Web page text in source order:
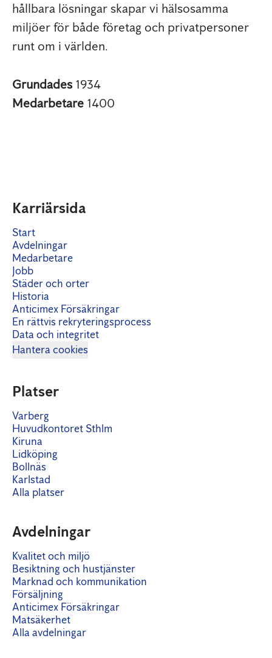
hållbara lösningar skapar vi hälsosamma
miljöer för både företag och privatpersoner
runt om i världen.
Grundades 1934
Medarbetare 1400
Karriärsida
Start
Avdelningar
Medarbetare
Jobb
Städer och orter
Historia
Anticimex Försäkringar
En rättvis rekryteringsprocess
Data och integritet
Hantera cookies
Platser
Varberg
Huvudkontoret Sthlm
Kiruna
Lidköping
Bollnäs
Karlstad
Alla platser
Avdelningar
Kvalitet och miljö
Besiktning och hustjänster
Marknad och kommunikation
Försäljning
Anticimex Försäkringar
Matsäkerhet
Alla avdelningar